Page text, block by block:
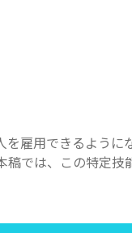
雇用できるように
では、この特定技